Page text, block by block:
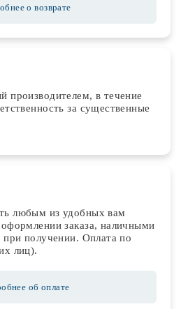
о возврате
производителем, в течение
за существенные
любым из удобных вам
заказа, наличными
при получении. Оплата по
лиц).
об оплате